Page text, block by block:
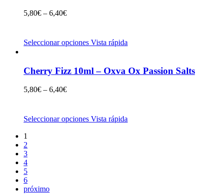
5,80€ – 6,40€
Seleccionar opciones Vista rápida
Cherry Fizz 10ml – Oxva Ox Passion Salts
5,80€ – 6,40€
Seleccionar opciones Vista rápida
1
2
3
4
5
6
próximo